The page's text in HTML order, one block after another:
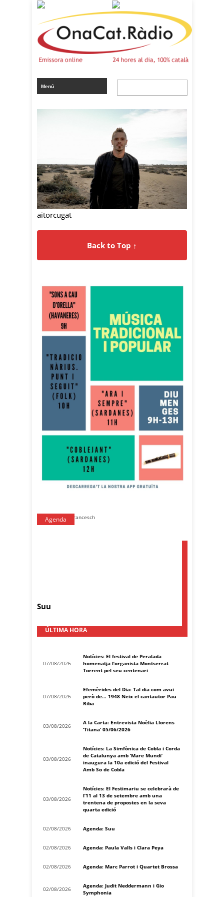
aitorcugat
Back to Top ↑
Agenda
Suu
ÚLTIMA HORA
07/08/2026
Notícies: El festival de Peralada
homenatja l’organista Montserrat
Torrent pel seu centenari
07/08/2026
Efemèrides del Dia: Tal dia com avui
però de… 1948 Neix el cantautor Pau
Riba
03/08/2026
A la Carta: Entrevista Noèlia Llorens
‘Titana’ 05/06/2026
03/08/2026
Notícies: La Simfònica de Cobla i Corda
de Catalunya amb ‘Mare Mundi’
inaugura la 10a edició del Festival
Amb So de Cobla
03/08/2026
Notícies: El Festimariu se celebrarà de
l’11 al 13 de setembre amb una
trentena de propostes en la seva
quarta edició
02/08/2026 Agenda: Suu
02/08/2026 Agenda: Paula Valls i Clara Peya
02/08/2026 Agenda: Marc Parrot i Quartet Brossa
02/08/2026
Agenda: Judit Neddermann i Gio
Symphonia